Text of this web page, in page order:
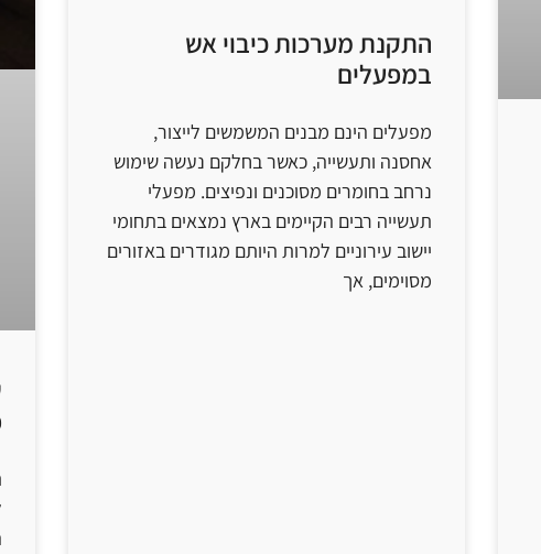
התקנת מערכות כיבוי אש
במפעלים
מפעלים הינם מבנים המשמשים לייצור,
אחסנה ותעשייה, כאשר בחלקם נעשה שימוש
נרחב בחומרים מסוכנים ונפיצים. מפעלי
תעשייה רבים הקיימים בארץ נמצאים בתחומי
יישוב עירוניים למרות היותם מגודרים באזורים
מסוימים, אך